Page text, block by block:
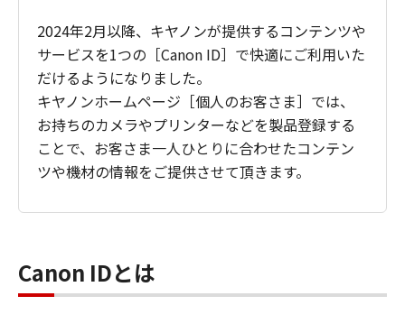
2024年2月以降、キヤノンが提供するコンテンツや
サービスを1つの［Canon ID］で快適にご利用いた
だけるようになりました。
キヤノンホームページ［個人のお客さま］では、
お持ちのカメラやプリンターなどを製品登録する
ことで、お客さま一人ひとりに合わせたコンテン
ツや機材の情報をご提供させて頂きます。
Canon IDとは